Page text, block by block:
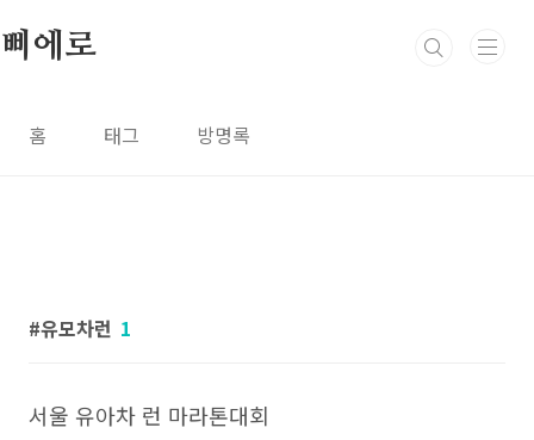
삐에로
홈 태그 방명록
유모차런 1
서울 유아차 런 마라톤대회